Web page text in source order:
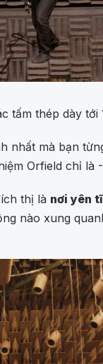
tấm thép dày tới
nhất mà bạn
Orfield chỉ là
thị là nơi yên
nào xung